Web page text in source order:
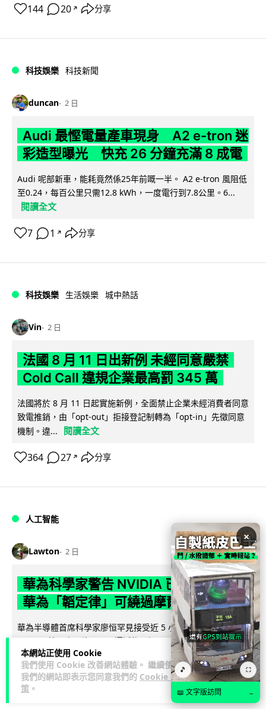
本網站正使用 Cookie
我們使用 Cookie 改善網站體驗。 繼續使用
我們的網站即表示您同意我們的 Cookie 政
策 。
144 20 ↗ 分享
科技娛樂 科技新聞
duncan 2 日
Audi 最慳電量產車現身 A2 e-tron 迷
彩造型曝光 快充 26 分鐘充滿 8 成電
Audi 呢部新車，能耗竟然係25年前嘅一半。 A2 e-tron 風阻低
至0.24，每百公里只需12.8 kWh，一度電行到7.8公里。6...
閱讀全文
7 1 ↗ 分享
科技娛樂 生活娛樂 城中熱話
Vin 2 日
法國 8 月 11 日出新例 未經同意嚴禁
Cold Call 違規企業最高罰 345 萬
法國將於 8 月 11 日起實施新例，全面禁止企業未經消費者同意
致電推銷，由「opt-out」拒接登記制轉為「opt-in」先徵同意
機制。違...
閱讀全文
364 27 ↗ 分享
人工智能
Lawton 2 日
華為科學家警告 NVIDIA 已近物理極限
華為「韜定律」可繞過摩爾定律瓶頸
華為半導體首席科學家廖恒罕見接受近 5 小時專訪，警告
NVIDIA 等西方晶片巨頭正逼近物理極限，傳統製程升級已失經
濟效益。他同時介紹華為...
1,596 602 ↗ 分享
×
🎵 ⛶
📖 文字版訪問 →